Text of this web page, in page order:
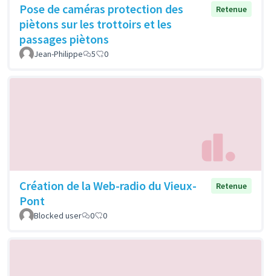
Pose de caméras protection des
piètons sur les trottoirs et les
passages piètons
Retenue
Jean-Philippe 5 0
Création de la Web-radio du Vieux-
Pont
Retenue
Blocked user 0 0